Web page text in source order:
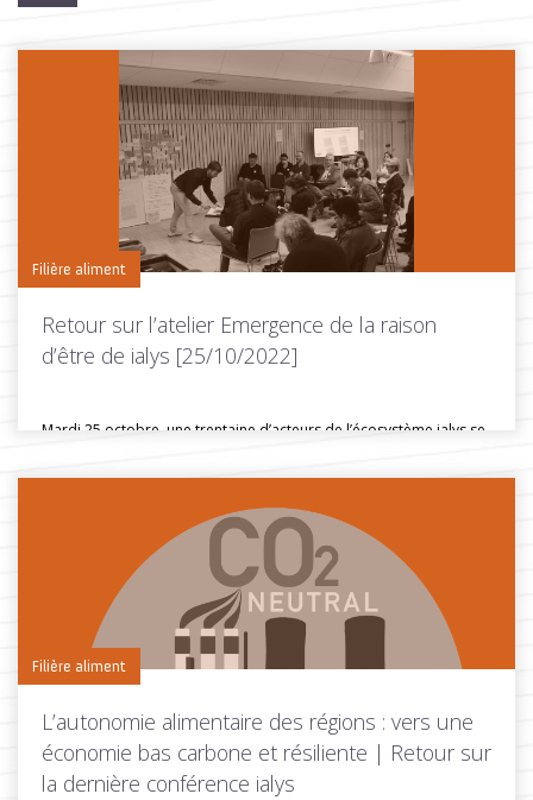
Filière aliment
Retour sur l’atelier Emergence de la raison
d’être de ialys [25/10/2022]
Mardi 25 octobre, une trentaine d’acteurs de l’écosystème ialys se
Toutes les actus de cette rubrique LIRE LA SUITE
Filière aliment
L’autonomie alimentaire des régions : vers une
économie bas carbone et résiliente | Retour sur
la dernière conférence ialys